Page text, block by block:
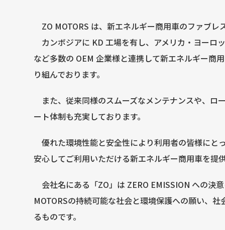
ZO MOTORS は、新エネルギー商用車のファブレ
カンボジアに KD 工場を有し、アメリカ・ヨーロ
など多数の OEM 企業様と連携して新エネルギー商
り組んでおります。
また、従来同様のスムーズなメンテナンスや、ロ
ート体制も充実しております。
優れた環境性能と安全性により利用者の皆様にと
安心してご利用いただける新エネルギー商用車を提
会社名にある「ZO」は ZERO EMISSION への決
MOTORSの持続可能な社会と環境保護への願い、
るものです。